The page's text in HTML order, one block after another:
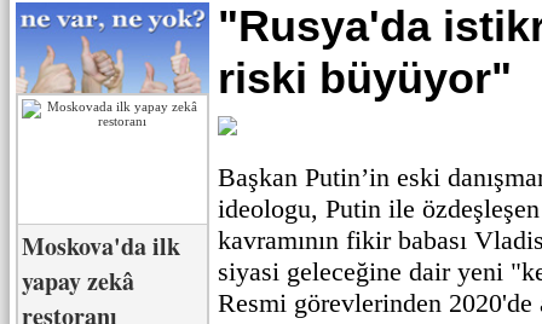
Moskova'da ilk
yapay zekâ
restoranı
"Rusya'da
riski büyüyor"
Başkan Putin’in eski
ideologu, Putin ile
kavramının fikir babası
siyasi geleceğine dair yeni
Resmi görevlerinden 2020'de